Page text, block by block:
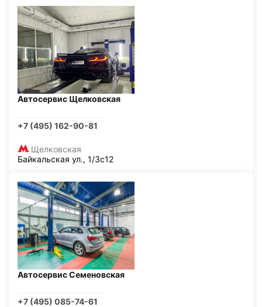
Автосервис Щелковская
+7 (495) 162-90-81
Щелковская
Байкальская ул., 1/3с12
Автосервис Семеновская
+7 (495) 085-74-61